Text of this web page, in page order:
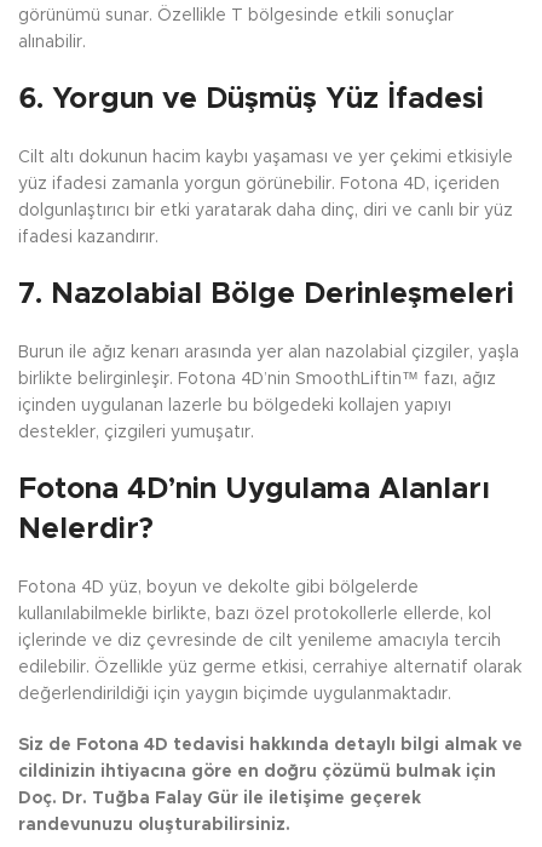
görünümü sunar. Özellikle T bölgesinde etkili sonuçlar
alınabilir.
6. Yorgun ve Düşmüş Yüz İfadesi
Cilt altı dokunun hacim kaybı yaşaması ve yer çekimi etkisiyle
yüz ifadesi zamanla yorgun görünebilir. Fotona 4D, içeriden
dolgunlaştırıcı bir etki yaratarak daha dinç, diri ve canlı bir yüz
ifadesi kazandırır.
7. Nazolabial Bölge Derinleşmeleri
Burun ile ağız kenarı arasında yer alan nazolabial çizgiler, yaşla
birlikte belirginleşir. Fotona 4D’nin SmoothLiftin™ fazı, ağız
içinden uygulanan lazerle bu bölgedeki kollajen yapıyı
destekler, çizgileri yumuşatır.
Fotona 4D’nin Uygulama Alanları
Nelerdir?
Fotona 4D yüz, boyun ve dekolte gibi bölgelerde
kullanılabilmekle birlikte, bazı özel protokollerle ellerde, kol
içlerinde ve diz çevresinde de cilt yenileme amacıyla tercih
edilebilir. Özellikle yüz germe etkisi, cerrahiye alternatif olarak
değerlendirildiği için yaygın biçimde uygulanmaktadır.
Siz de Fotona 4D tedavisi hakkında detaylı bilgi almak ve
cildinizin ihtiyacına göre en doğru çözümü bulmak için
Doç. Dr. Tuğba Falay Gür ile iletişime geçerek
randevunuzu oluşturabilirsiniz.